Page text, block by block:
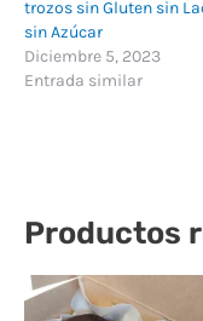
trozos sin Gluten sin
sin Azúcar
Diciembre 5, 2023
Entrada similar
Productos